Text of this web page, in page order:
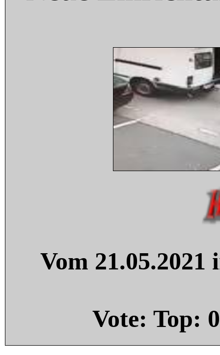
Vom
Vote: Top: 0